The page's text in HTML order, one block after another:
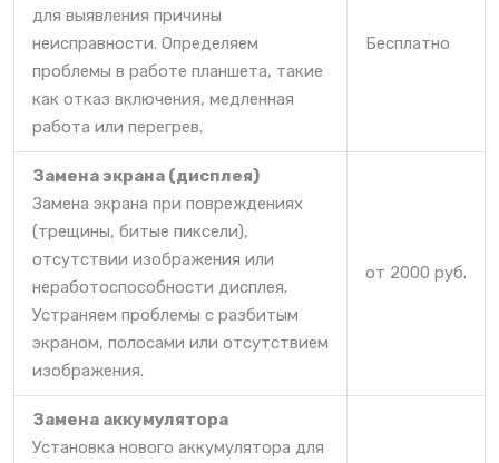
для выявления причины
неисправности. Определяем
проблемы в работе планшета, такие
как отказ включения, медленная
работа или перегрев.
Бесплатно
Замена экрана (дисплея)
Замена экрана при повреждениях
(трещины, битые пиксели),
отсутствии изображения или
неработоспособности дисплея.
Устраняем проблемы с разбитым
экраном, полосами или отсутствием
изображения.
от 2000 руб.
Замена аккумулятора
Установка нового аккумулятора для